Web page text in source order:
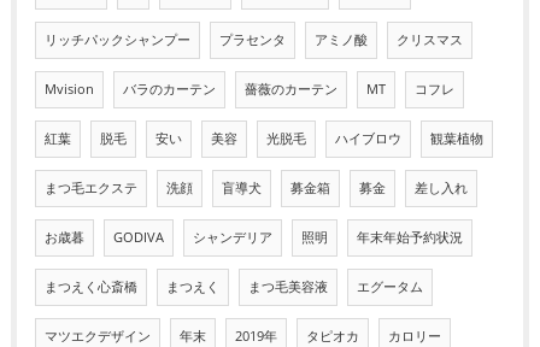
リッチパックシャンプー プラセンタ アミノ酸 クリスマス
Mvision バラのカーテン 薔薇のカーテン MT コフレ
紅葉 脱毛 安い 美容 光脱毛 ハイブロウ 観葉植物
まつ毛エクステ 洗顔 盲導犬 募金箱 募金 差し入れ
お歳暮 GODIVA シャンデリア 照明 年末年始予約状況
まつえく心斎橋 まつえく まつ毛美容液 エグータム
マツエクデザイン 年末 2019年 タピオカ カロリー